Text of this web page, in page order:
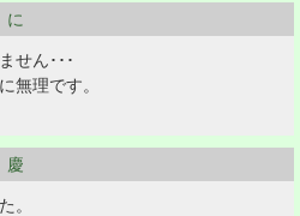
に
せん･･･
無理です。
慶
。